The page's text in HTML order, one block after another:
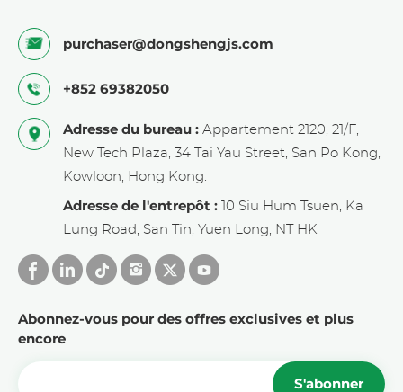
purchaser@dongshengjs.com
+852 69382050
Adresse du bureau : Appartement 2120, 21/F,
New Tech Plaza, 34 Tai Yau Street, San Po Kong,
Kowloon, Hong Kong.
Adresse de l'entrepôt : 10 Siu Hum Tsuen, Ka
Lung Road, San Tin, Yuen Long, NT HK
Abonnez-vous pour des offres exclusives et plus
encore
S'abonner